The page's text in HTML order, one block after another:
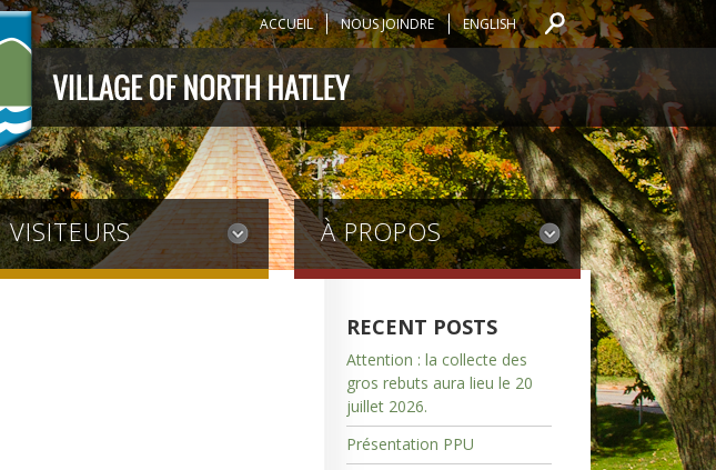
ACCUEIL NOUS JOINDRE ENGLISH
VISITEURS À PROPOS
RECENT POSTS
Attention : la collecte des
gros rebuts aura lieu le 20
juillet 2026.
Présentation PPU